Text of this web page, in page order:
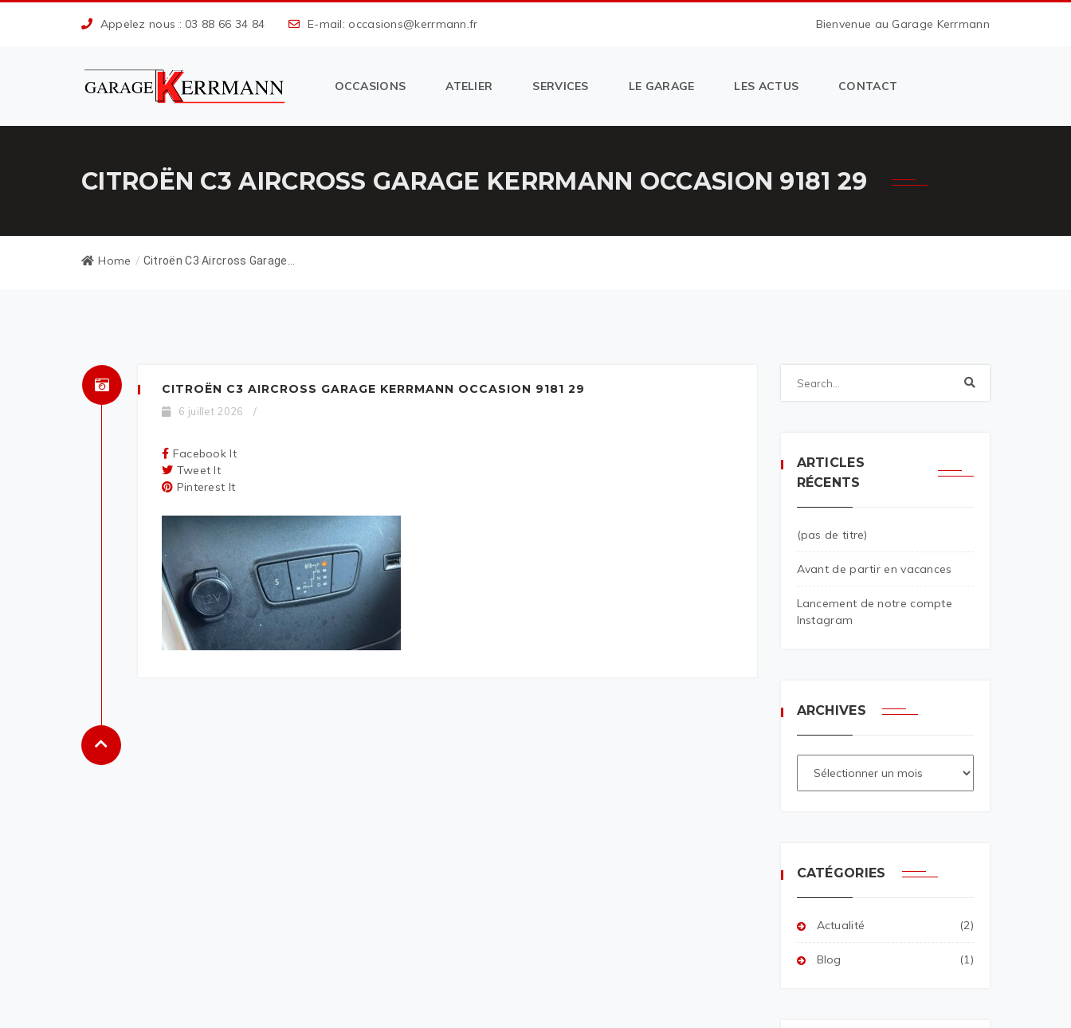
Appelez nous : 03 88 66 34 84 E-mail: occasions@kerrmann.fr Bienvenue au Garage Kerrmann
OCCASIONS ATELIER SERVICES LE GARAGE LES ACTUS CONTACT
CITROËN C3 AIRCROSS GARAGE KERRMANN OCCASION 9181 29
Home / Citroën C3 Aircross Garage...
CITROËN C3 AIRCROSS GARAGE KERRMANN OCCASION 9181 29
6 juillet 2026 /
Facebook It
Tweet It
Pinterest It
ARTICLES
RÉCENTS
(pas de titre)
Avant de partir en vacances
Lancement de notre compte
Instagram
ARCHIVES
CATÉGORIES
Actualité (2)
Blog (1)